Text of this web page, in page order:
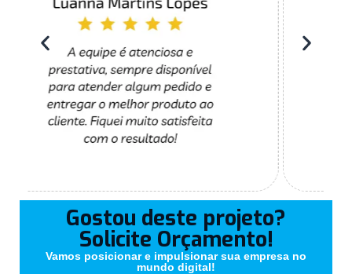
Gostou deste projeto?
Solicite Orçamento!
Vamos posicionar e impulsionar sua empresa no
mundo digital!